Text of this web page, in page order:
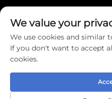
MACHINERY
We value your
We use cookies and similar
If you don't want to accept
cookies.